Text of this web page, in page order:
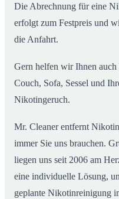
Die Abrechnung für eine
erfolgt zum Festpreis und
die Anfahrt.
Gern helfen wir Ihnen
Couch, Sofa, Sessel und
Nikotingeruch.
Mr. Cleaner entfernt
immer Sie uns brauchen.
liegen uns seit 2006 am
eine individuelle Lösung,
geplante Nikotinreinigung